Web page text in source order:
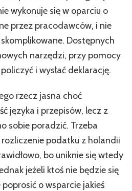
wykonuje się w oparciu o
przez pracodawców, i nie
Dostępnych
narzędzi, przy pomocy
i wysłać deklarację.
rzecz jasna choć
języka i przepisów, lecz z
sobie poradzić. Trzeba
podatku z holandii
bo uniknie się wtedy
jeżeli ktoś nie będzie się
poprosić o wsparcie jakieś